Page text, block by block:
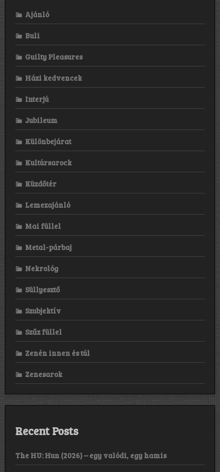
Ajánló
Buli
Guilty Pleasures
Házi kedvencek
Interjú
Jubileum
Különbejárat
Kultúrsarock
Küzdőtér
Lemezajánló
Mai füllel
Metal-párbaj
Nekrológ
Süllyesztő
Szubjektív
Szűz füllel
Zenén innen és túl
Zenesarok
Recent Posts
The HU: Hun (2026) – egy valódi, egy hamis